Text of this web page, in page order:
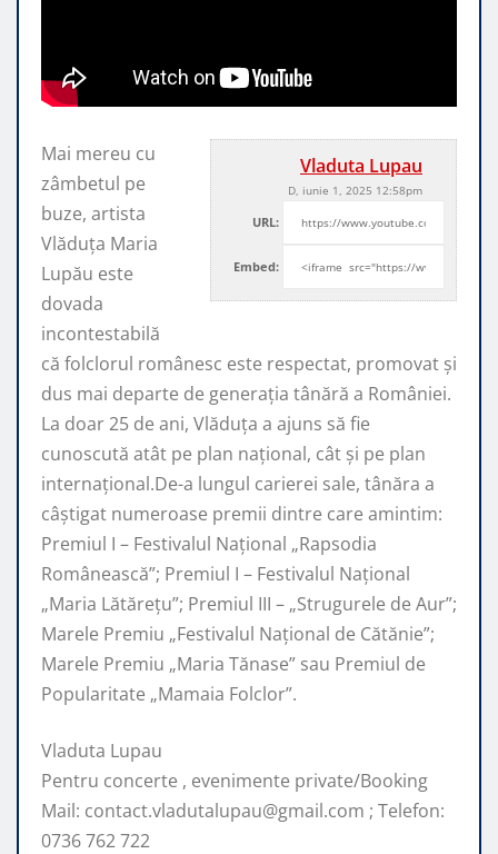
Vladuta Lupau
D, iunie 1, 2025 12:58pm
URL:
Embed:
Mai mereu cu
zâmbetul pe
buze, artista
Vlăduța Maria
Lupău este
dovada
incontestabilă
că folclorul românesc este respectat, promovat şi
dus mai departe de generaţia tânără a României.
La doar 25 de ani, Vlăduța a ajuns să fie
cunoscută atât pe plan naţional, cât şi pe plan
internaţional.De-a lungul carierei sale, tânăra a
câştigat numeroase premii dintre care amintim:
Premiul I – Festivalul Național „Rapsodia
Românească”; Premiul I – Festivalul Național
„Maria Lătărețu”; Premiul III – „Strugurele de Aur”;
Marele Premiu „Festivalul Național de Cătănie”;
Marele Premiu „Maria Tănase” sau Premiul de
Popularitate „Mamaia Folclor”.
Vladuta Lupau
Pentru concerte , evenimente private/Booking
Mail: contact.vladutalupau@gmail.com ; Telefon:
0736 762 722